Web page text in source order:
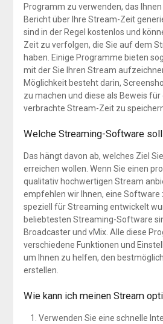
Programm zu verwenden, das
Bericht über Ihre Stream-Zeit
sind in der Regel kostenlos und
Zeit zu verfolgen, die Sie auf dem
haben. Einige Programme bieten
mit der Sie Ihren Stream
Möglichkeit besteht darin,
zu machen und diese als Beweis
verbrachte Stream-Zeit zu
Welche Streaming-Software
Das hängt davon ab, welches Ziel
erreichen wollen. Wenn Sie einen
qualitativ hochwertigen Stream
empfehlen wir Ihnen, eine Software
speziell für Streaming entwickelt
beliebtesten Streaming-Software
Broadcaster und vMix. Alle diese
verschiedene Funktionen und
um Ihnen zu helfen, den
erstellen.
Wie kann ich meinen Stream
Verwenden Sie eine schnelle